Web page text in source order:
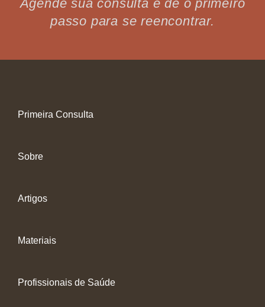
Agende sua consulta e dê o primeiro
passo para se reencontrar.
Primeira Consulta
Sobre
Artigos
Materiais
Profissionais de Saúde